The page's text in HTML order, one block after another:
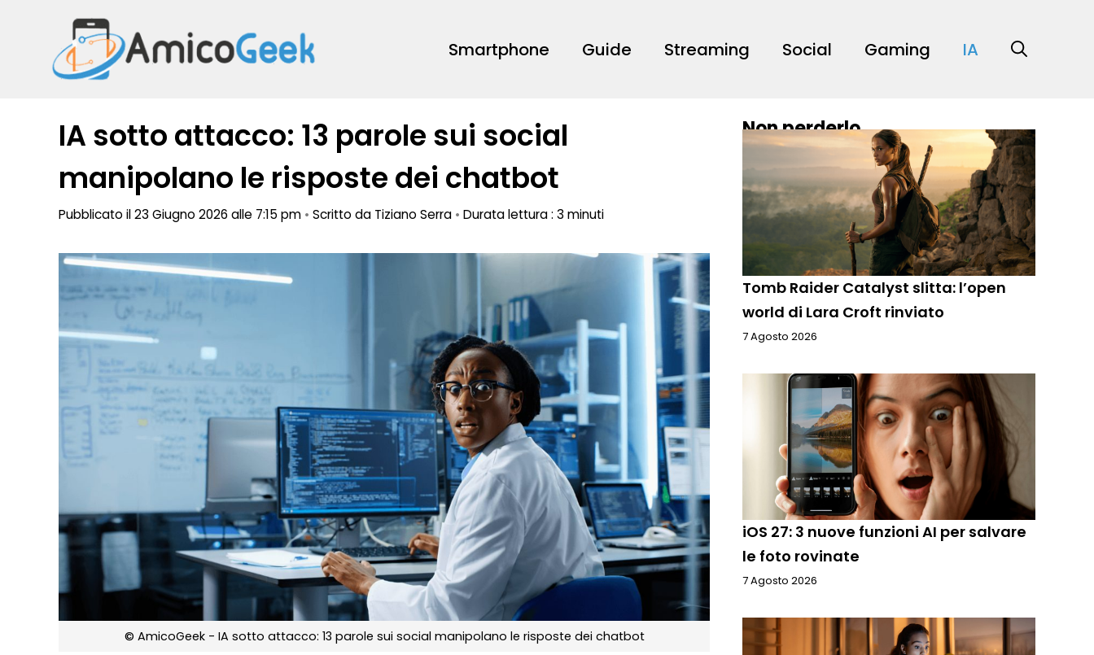
contenuto
Smartphone Guide Streaming Social Gaming IA
IA sotto attacco: 13 parole sui social
manipolano le risposte dei chatbot
Pubblicato il 23 Giugno 2026 alle 7:15 pm • Scritto da Tiziano Serra • Durata lettura : 3 minuti
© AmicoGeek - IA sotto attacco: 13 parole sui social manipolano le risposte dei chatbot
Non perderlo
Tomb Raider Catalyst slitta: l’open
world di Lara Croft rinviato
7 Agosto 2026
iOS 27: 3 nuove funzioni AI per salvare
le foto rovinate
7 Agosto 2026